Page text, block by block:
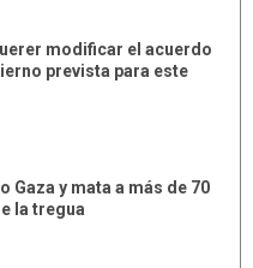
modificar el acuerdo
prevista para este
Gaza y mata a más de 70
la tregua